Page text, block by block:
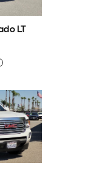
LT